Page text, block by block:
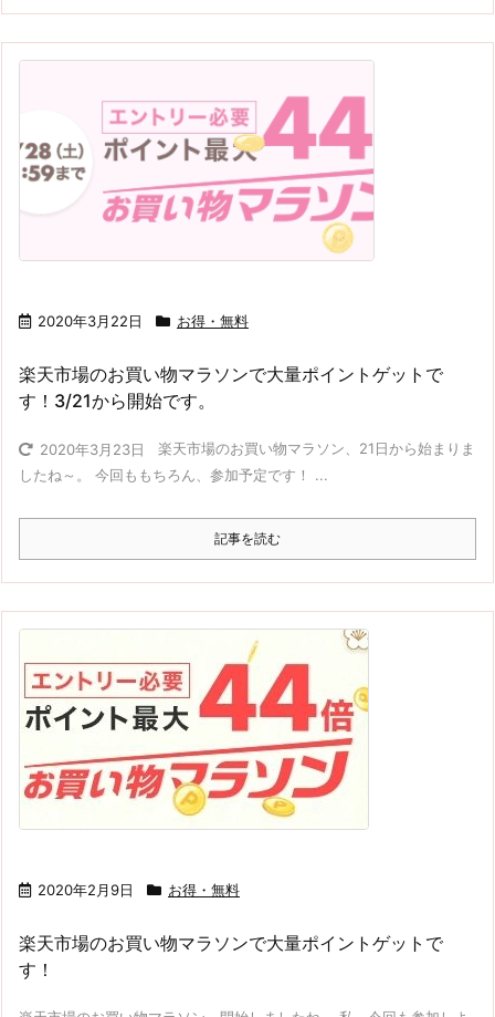
2020年3月22日 お得・無料
楽天市場のお買い物マラソンで大量ポイントゲットで
す！3/21から開始です。
2020年3月23日
楽天市場のお買い物マラソン、21日から始まりま
したね～。 今回ももちろん、参加予定です！ ...
記事を読む
2020年2月9日 お得・無料
楽天市場のお買い物マラソンで大量ポイントゲットで
す！